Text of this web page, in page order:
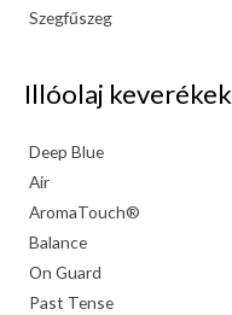
Szegfűszeg
Illóolaj keverékek
Deep Blue
Air
AromaTouch®
Balance
On Guard
Past Tense